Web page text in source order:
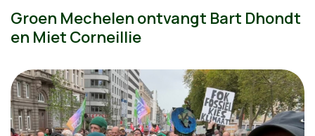
Groen Mechelen ontvangt Bart Dhondt
en Miet Corneillie